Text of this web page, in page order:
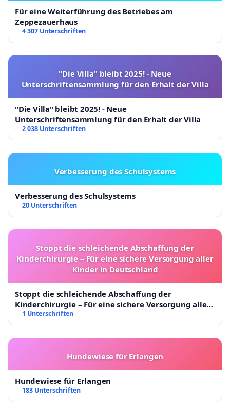
Für eine Weiterführung des Betriebes am
Zeppezauerhaus
4 307 Unterschriften
"Die Villa" bleibt 2025! - Neue
Unterschriftensammlung für den Erhalt der Villa
"Die Villa" bleibt 2025! - Neue
Unterschriftensammlung für den Erhalt der Villa
2 038 Unterschriften
Verbesserung des Schulsystems
Verbesserung des Schulsystems
20 Unterschriften
Stoppt die schleichende Abschaffung der
Kinderchirurgie – Für eine sichere Versorgung aller
Kinder in Deutschland
Stoppt die schleichende Abschaffung der
Kinderchirurgie – Für eine sichere Versorgung aller
Kinder in Deutschland
1 Unterschriften
Hundewiese für Erlangen
Hundewiese für Erlangen
183 Unterschriften